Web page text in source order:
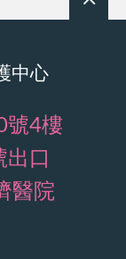
中心
號4樓
口
醫院